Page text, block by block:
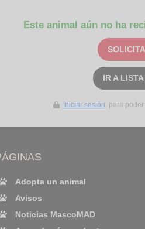
Este animal aún no ha
IR A
Iniciar sesión para
Adopta un animal
Avisos
Noticias MascoMAD